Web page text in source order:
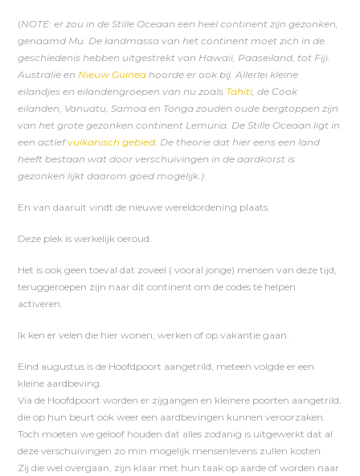
(NOTE:er zou in de Stille Oceaan een heel continent zijn gezonken,
genaamd Mu. De landmassa van het continent moet zich in de
geschiedenis hebben uitgestrekt van Hawaii, Paaseiland, tot Fiji.
Australië enNieuw Guinea hoorde er ook bij. Allerlei kleine
eilandjes en eilandengroepen van nu zoals Tahiti, de Cook
eilanden, Vanuatu, Samoa en Tonga zouden oude bergtoppen zijn
van het grote gezonken continent Lemuria. De Stille Oceaan ligt in
een actiefvulkanisch gebied. De theorie dat hier eens een land
heeft bestaan wat door verschuivingen in de aardkorst is
gezonken lijkt daarom goed mogelijk.)
En van daaruit vindt de nieuwe wereldordening plaats.
Deze plek is werkelijk oeroud.
Het is ook geen toeval dat zoveel ( vooral jonge) mensen van deze tijd,
teruggeroepen zijn naar dit continent om de codes te helpen
activeren.
Ik ken er velen die hier wonen, werken of op vakantie gaan.
Eind augustus is de Hoofdpoort aangetrild, meteen volgde er een
kleine aardbeving.
Via de Hoofdpoort worden er zijgangen en kleinere poorten aangetrild,
die op hun beurt ook weer een aardbevingen kunnen veroorzaken.
Toch moeten we geloof houden dat alles zodanig is uitgewerkt dat al
deze verschuivingen zo min mogelijk mensenlevens zullen kosten.
Zij die wel overgaan, zijn klaar met hun taak op aarde of worden naar